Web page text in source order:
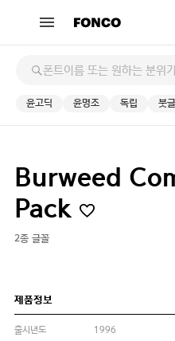
윤고딕 윤명조 독립 붓
Burweed
Pack
2종 글꼴
제품정보
출시년도
1996